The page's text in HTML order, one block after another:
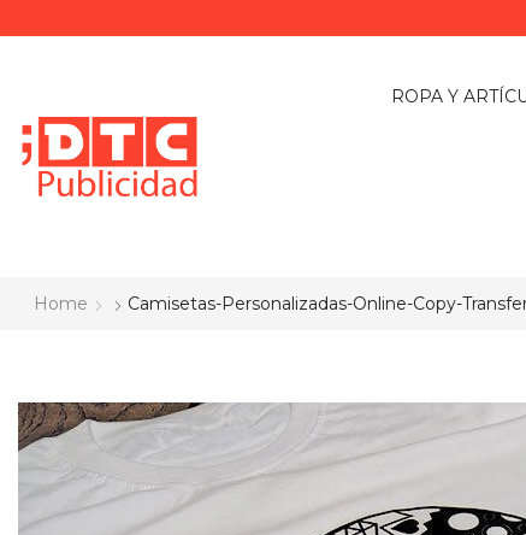
ROPA Y
Home Camisetas-Personalizadas-Online-Copy-